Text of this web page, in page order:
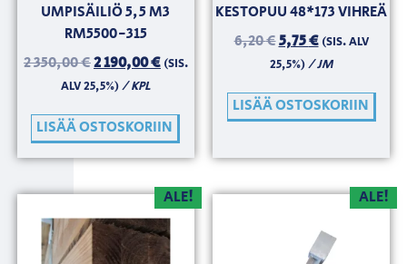
UMPISÄILIÖ 5,5 M3
RM5500-315
2 350,00€2 190,00€ (SIS.
ALV 25,5%)/ KPL
LISÄÄ OSTOSKORIIN
KESTOPUU 48*173 VIHREÄ
6,20€5,75€ (SIS. ALV
25,5%)/ JM
LISÄÄ OSTOSKORIIN
ALE! ALE!